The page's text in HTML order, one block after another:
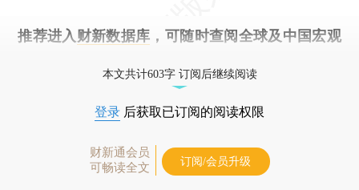
推荐进入 财新数据库 ，可随时查阅全球及中国宏观
本文共计603字 订阅后继续阅读
登录 后获取已订阅的阅读权限
财新通会员
可畅读全文
订阅/会员升级